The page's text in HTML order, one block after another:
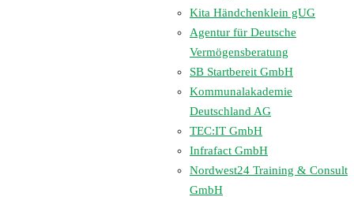
Kita Händchenklein gUG
Agentur für Deutsche
Vermögensberatung
SB Startbereit GmbH
Kommunalakademie
Deutschland AG
TEC:IT GmbH
Infrafact GmbH
Nordwest24 Training & Consult
GmbH